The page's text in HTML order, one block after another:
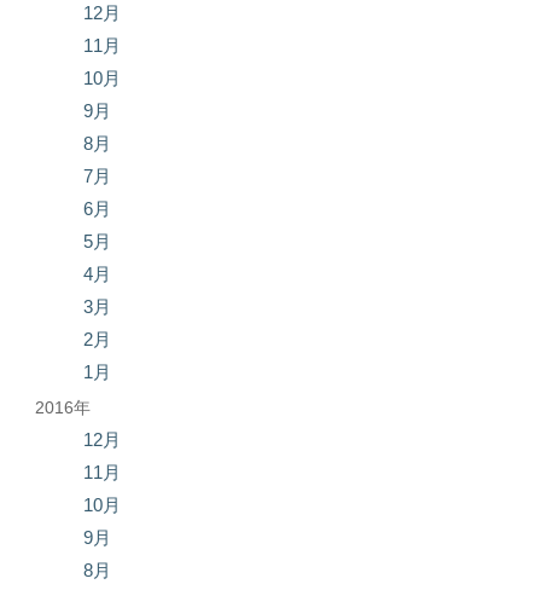
12月
11月
10月
9月
8月
7月
6月
5月
4月
3月
2月
1月
2016年
12月
11月
10月
9月
8月